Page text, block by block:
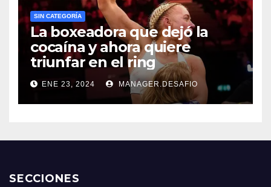
SIN CATEGORÍA
La boxeadora que dejó la
cocaína y ahora quiere
triunfar en el ring​
ENE 23, 2024 MANAGER.DESAFIO
SECCIONES